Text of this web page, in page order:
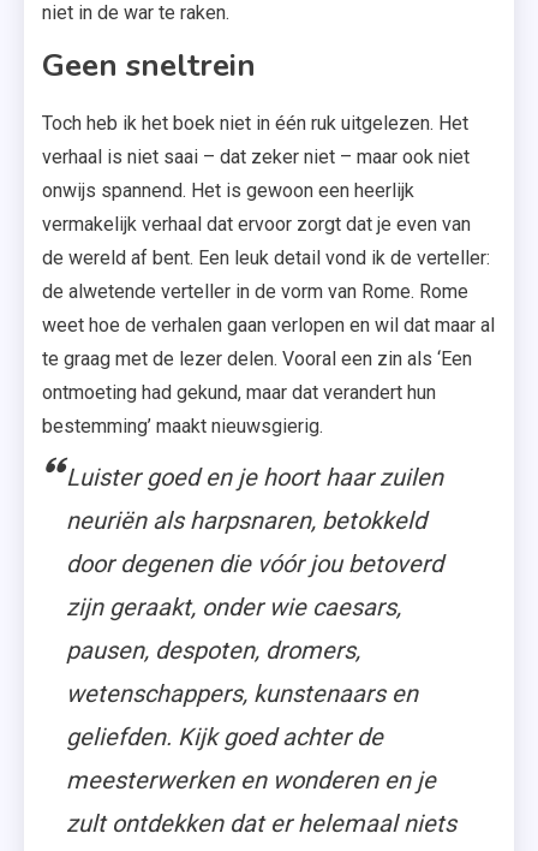
niet in de war te raken.
Geen sneltrein
Toch heb ik het boek niet in één ruk uitgelezen. Het
verhaal is niet saai – dat zeker niet – maar ook niet
onwijs spannend. Het is gewoon een heerlijk
vermakelijk verhaal dat ervoor zorgt dat je even van
de wereld af bent. Een leuk detail vond ik de verteller:
de alwetende verteller in de vorm van Rome. Rome
weet hoe de verhalen gaan verlopen en wil dat maar al
te graag met de lezer delen. Vooral een zin als ‘Een
ontmoeting had gekund, maar dat verandert hun
bestemming’ maakt nieuwsgierig.
Luister goed en je hoort haar zuilen
neuriën als harpsnaren, betokkeld
door degenen die vóór jou betoverd
zijn geraakt, onder wie caesars,
pausen, despoten, dromers,
wetenschappers, kunstenaars en
geliefden. Kijk goed achter de
meesterwerken en wonderen en je
zult ontdekken dat er helemaal niets